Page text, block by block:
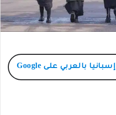
إسبانيا بالعربي على Google